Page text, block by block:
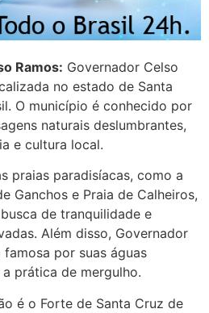
Ramos: Governador Celso
no estado de Santa
O município é conhecido por
naturais deslumbrantes,
e cultura local.
praias paradisíacas, como a
Ganchos e Praia de Calheiros,
de tranquilidade e
Além disso, Governador
por suas águas
prática de mergulho.
é o Forte de Santa Cruz de
a sair um líquido
se é normal ?
2026 17:10:05
em
www.proaborto.com)
normal
2026 17:19:15
em
www.proaborto.com)
não sei